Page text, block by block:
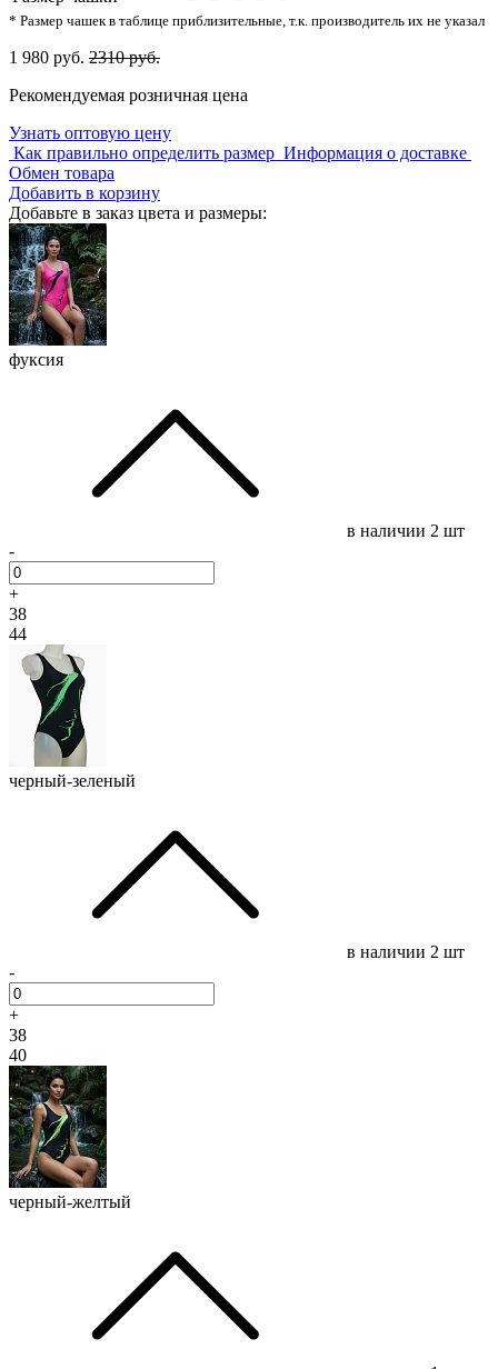
* Размер чашек в таблице приблизительные, т.к. производитель их не указал
1 980 руб. 2310 руб.
Рекомендуемая розничная цена
Узнать оптовую цену
Как правильно определить размер Информация о доставке
Обмен товара
Добавить в корзину
Добавьте в заказ цвета и размеры:
фуксия
в наличии 2 шт
-
+
38
44
черный-зеленый
в наличии 2 шт
-
+
38
40
черный-желтый